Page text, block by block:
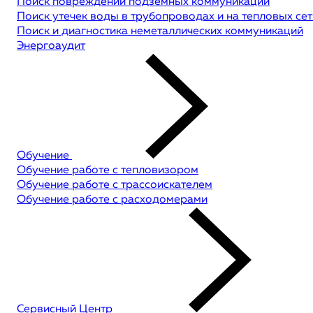
Поиск утечек воды в трубопроводах и на тепловых
Поиск и диагностика неметаллических коммуникаций
Энергоаудит
Обучение
Обучение работе с тепловизором
Обучение работе с трассоискателем
Обучение работе с расходомерами
Сервисный Центр